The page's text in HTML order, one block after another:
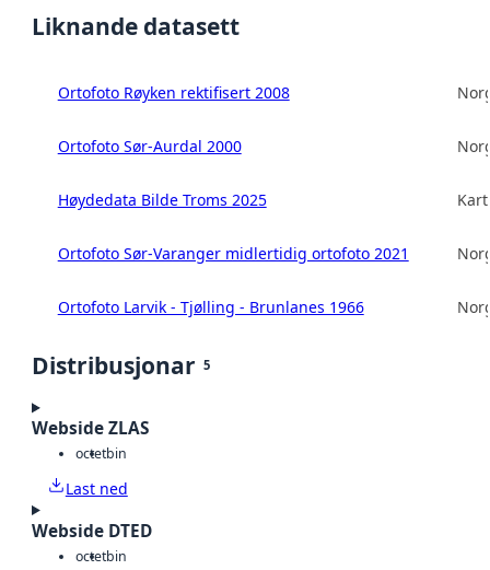
Liknande datasett
Ortofoto Røyken rektifisert 2008
Ortofoto Sør-Aurdal 2000
Høydedata Bilde Troms 2025
Ortofoto Sør-Varanger midlertidig ortofoto 2021
Ortofoto Larvik - Tjølling - Brunlanes 1966
Distribusjonar 5
Webside ZLAS
octetbin
Last ned
Webside DTED
octetbin